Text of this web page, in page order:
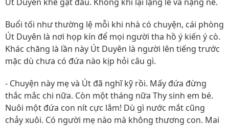
Buổi tối như thường lệ mỗi khi nhà có chuyện, cái phòng
Út Duyên là nơi họp kín để mọi người tha hồ ý kiến ý cò.
Khác chăng là lần này Út Duyên là người lên tiếng trước
mặc dù chưa có đứa nào kịp hỏi câu gì.
- Chuyện này mẹ và Út đã nghĩ kỹ rồi. Mấy đứa đừng
thắc mắc chi nữa. Còn một tháng nữa Thy sinh em bé.
Nuôi một đứa con nít cực lắm! Dù gì nước mắt cũng
chảy xuôi. Có người mẹ nào mà không thương con. Mai